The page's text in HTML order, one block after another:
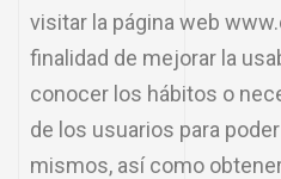
visitar la página web
finalidad de mejorar la
conocer los hábitos o
de los usuarios para
mismos, así como